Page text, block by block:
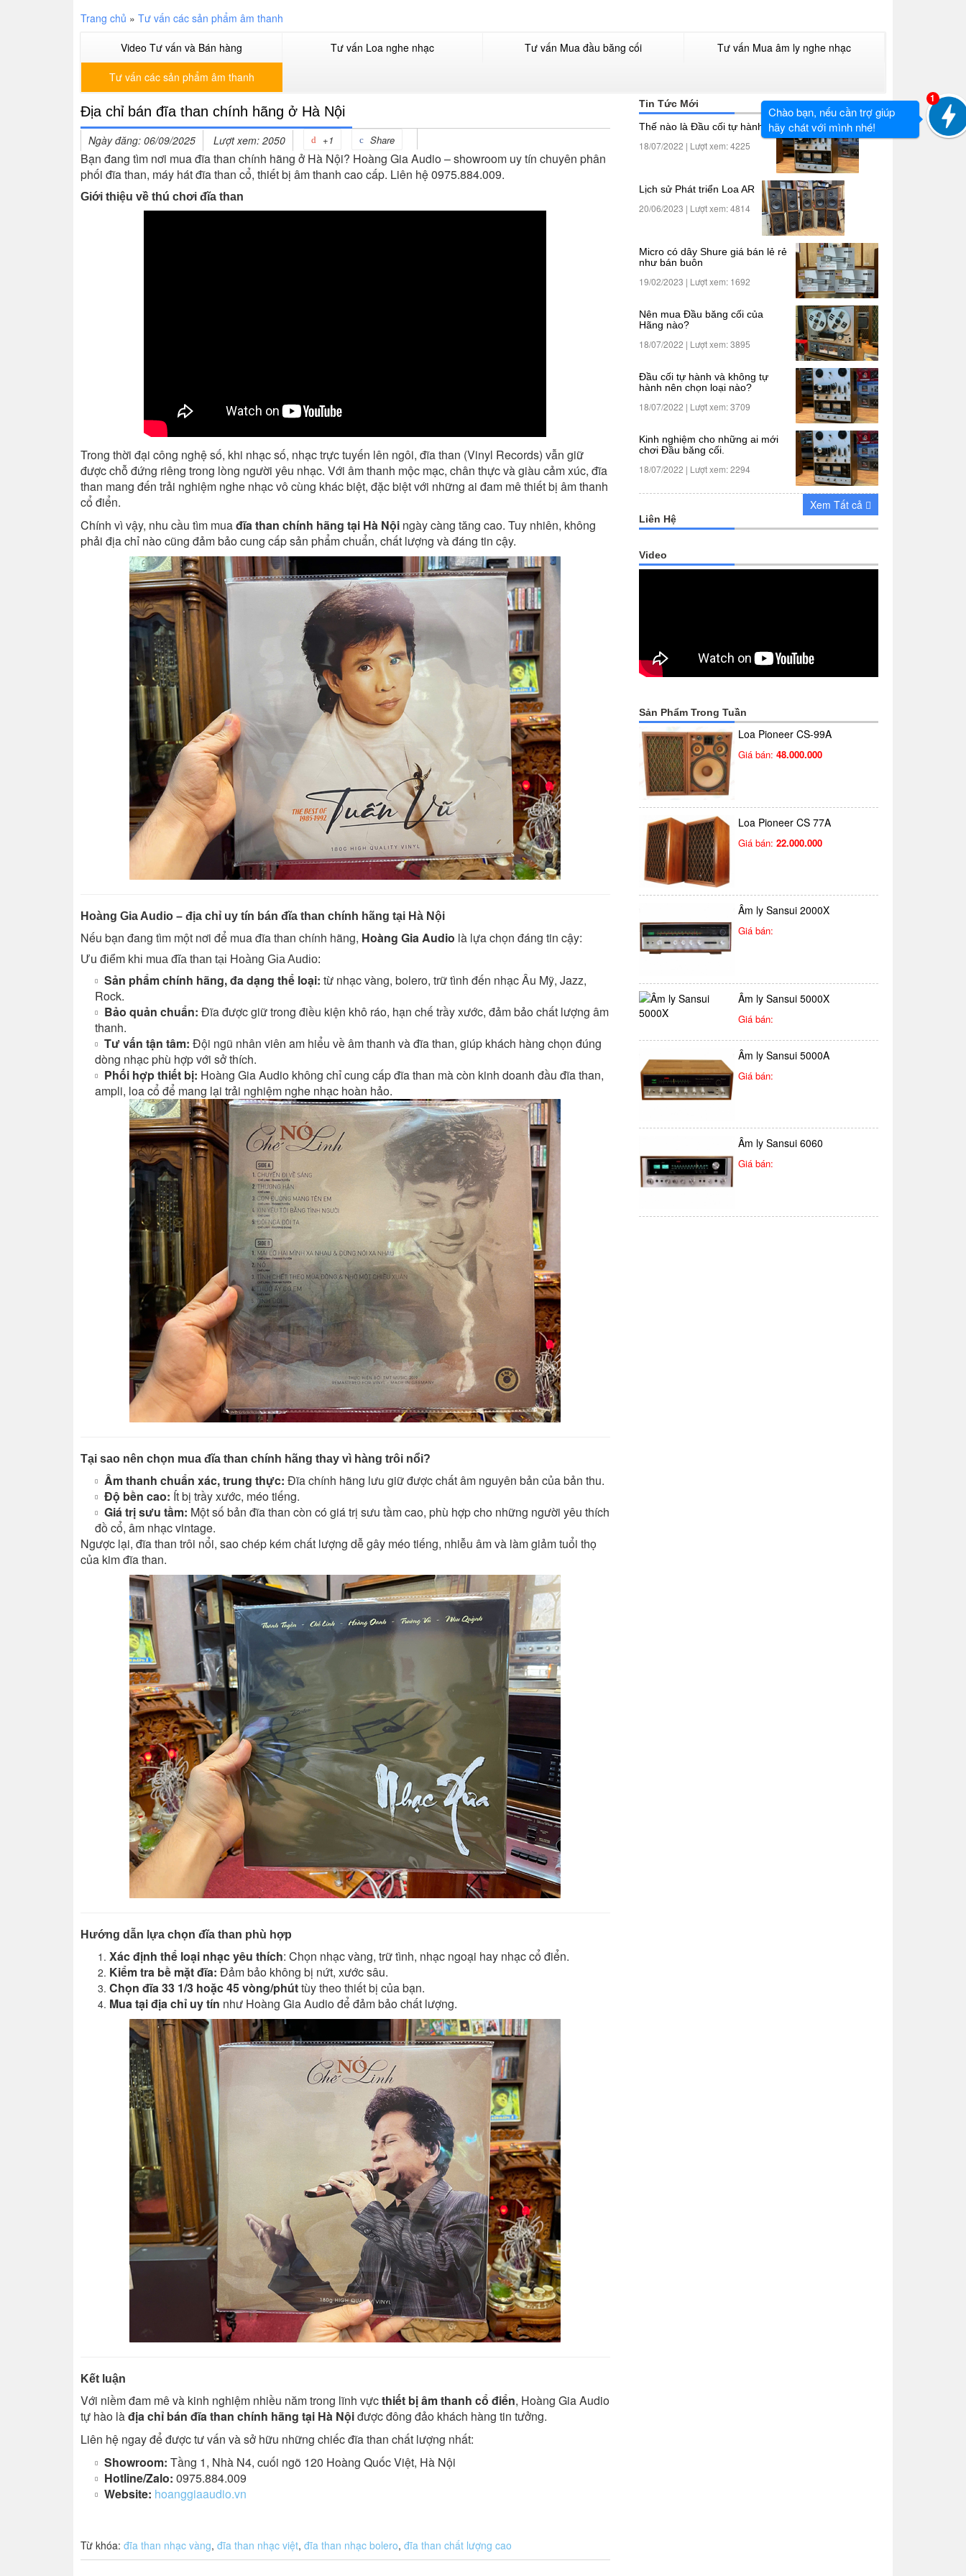
Trang chủ » Tư vấn các sản phẩm âm thanh
Video Tư vấn và Bán hàng Tư vấn Loa nghe nhạc Tư vấn Mua đầu băng cối Tư vấn Mua âm ly nghe nhạc
Tư vấn các sản phẩm âm thanh
Địa chỉ bán đĩa than chính hãng ở Hà Nội
Ngày đăng: 06/09/2025 Lượt xem: 2050 +1 Share
Bạn đang tìm nơi mua đĩa than chính hãng ở Hà Nội? Hoàng Gia Audio – showroom uy tín chuyên phân
phối đĩa than, máy hát đĩa than cổ, thiết bị âm thanh cao cấp. Liên hệ 0975.884.009.
Giới thiệu về thú chơi đĩa than
Trong thời đại công nghệ số, khi nhạc số, nhạc trực tuyến lên ngôi, đĩa than (Vinyl Records) vẫn giữ
được chỗ đứng riêng trong lòng người yêu nhạc. Với âm thanh mộc mạc, chân thực và giàu cảm xúc, đĩa
than mang đến trải nghiệm nghe nhạc vô cùng khác biệt, đặc biệt với những ai đam mê thiết bị âm thanh
cổ điển.
Chính vì vậy, nhu cầu tìm muađĩa than chính hãng tại Hà Nội ngày càng tăng cao. Tuy nhiên, không
phải địa chỉ nào cũng đảm bảo cung cấp sản phẩm chuẩn, chất lượng và đáng tin cậy.
Hoàng Gia Audio – địa chỉ uy tín bán đĩa than chính hãng tại Hà Nội
Nếu bạn đang tìm một nơi để mua đĩa than chính hãng, Hoàng Gia Audio là lựa chọn đáng tin cậy:
Ưu điểm khi mua đĩa than tại Hoàng Gia Audio:
Sản phẩm chính hãng, đa dạng thể loại: từ nhạc vàng, bolero, trữ tình đến nhạc Âu Mỹ, Jazz,
Rock.
Bảo quản chuẩn: Đĩa được giữ trong điều kiện khô ráo, hạn chế trầy xước, đảm bảo chất lượng âm
thanh.
Tư vấn tận tâm: Đội ngũ nhân viên am hiểu về âm thanh và đĩa than, giúp khách hàng chọn đúng
dòng nhạc phù hợp với sở thích.
Phối hợp thiết bị: Hoàng Gia Audio không chỉ cung cấp đĩa than mà còn kinh doanh đầu đĩa than,
ampli, loa cổ để mang lại trải nghiệm nghe nhạc hoàn hảo.
Tại sao nên chọn mua đĩa than chính hãng thay vì hàng trôi nổi?
Âm thanh chuẩn xác, trung thực: Đĩa chính hãng lưu giữ được chất âm nguyên bản của bản thu.
Độ bền cao: Ít bị trầy xước, méo tiếng.
Giá trị sưu tầm: Một số bản đĩa than còn có giá trị sưu tầm cao, phù hợp cho những người yêu thích
đồ cổ, âm nhạc vintage.
Ngược lại, đĩa than trôi nổi, sao chép kém chất lượng dễ gây méo tiếng, nhiễu âm và làm giảm tuổi thọ
của kim đĩa than.
Hướng dẫn lựa chọn đĩa than phù hợp
Xác định thể loại nhạc yêu thích: Chọn nhạc vàng, trữ tình, nhạc ngoại hay nhạc cổ điển.
Kiểm tra bề mặt đĩa: Đảm bảo không bị nứt, xước sâu.
Chọn đĩa 33 1/3 hoặc 45 vòng/phúttùy theo thiết bị của bạn.
Mua tại địa chỉ uy tín như Hoàng Gia Audio để đảm bảo chất lượng.
Kết luận
Với niềm đam mê và kinh nghiệm nhiều năm trong lĩnh vựcthiết bị âm thanh cổ điển, Hoàng Gia Audio
tự hào làđịa chỉ bán đĩa than chính hãng tại Hà Nộiđược đông đảo khách hàng tin tưởng.
Liên hệ ngay để được tư vấn và sở hữu những chiếc đĩa than chất lượng nhất:
Showroom: Tầng 1, Nhà N4, cuối ngõ 120 Hoàng Quốc Việt, Hà Nội
Hotline/Zalo: 0975.884.009
Website: hoanggiaaudio.vn
Từ khóa: đĩa than nhạc vàng, đĩa than nhạc việt, đĩa than nhạc bolero, đĩa than chất lượng cao
Tin Tức Mới
Thế nào là Đầu cối tự hành?
18/07/2022 | Lượt xem: 4225
Lịch sử Phát triển Loa AR
20/06/2023 | Lượt xem: 4814
Micro có dây Shure giá bán lẻ rẻ
như bán buôn
19/02/2023 | Lượt xem: 1692
Nên mua Đầu băng cối của
Hãng nào?
18/07/2022 | Lượt xem: 3895
Đầu cối tự hành và không tự
hành nên chọn loại nào?
18/07/2022 | Lượt xem: 3709
Kinh nghiệm cho những ai mới
chơi Đầu băng cối.
18/07/2022 | Lượt xem: 2294
Xem Tất cả
Liên Hệ
Video
Sản Phẩm Trong Tuần
Loa Pioneer CS-99A
Giá bán: 48.000.000
Loa Pioneer CS 77A
Giá bán: 22.000.000
Âm ly Sansui 2000X
Giá bán:
Âm ly Sansui 5000X
Giá bán:
Âm ly Sansui 5000A
Giá bán:
Âm ly Sansui 6060
Giá bán:
Chào bạn, nếu cần trợ giúp
hãy chát với mình nhé!
1